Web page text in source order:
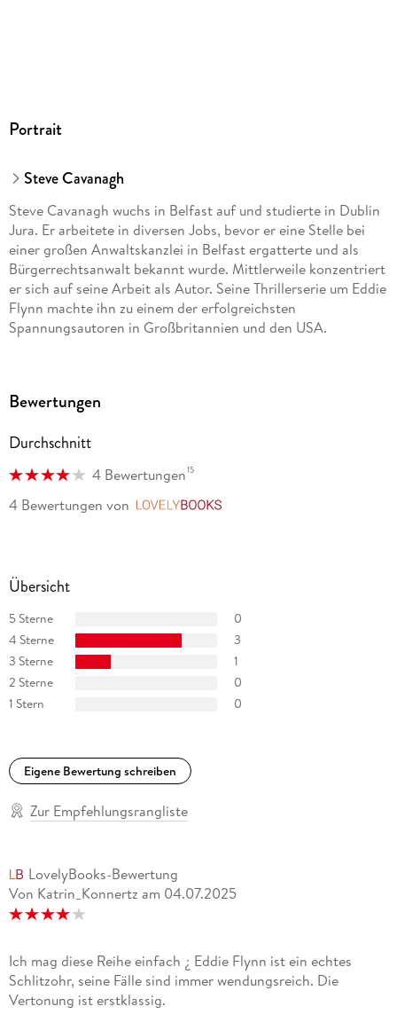
GTIN
Portrait
Steve Cavanagh
Steve Cavanagh wuchs in Belfast auf und studierte in Dublin
Jura. Er arbeitete in diversen Jobs, bevor er eine Stelle bei
einer großen Anwaltskanzlei in Belfast ergatterte und als
Bürgerrechtsanwalt bekannt wurde. Mittlerweile konzentriert
er sich auf seine Arbeit als Autor. Seine Thrillerserie um Eddie
Flynn machte ihn zu einem der erfolgreichsten
Spannungsautoren in Großbritannien und den USA.
Bewertungen
Durchschnitt
4 Bewertungen15
4 Bewertungen von
Übersicht
5 Sterne
0
4 Sterne
3
3 Sterne
1
2 Sterne
0
1 Stern
0
Eigene Bewertung schreiben
Zur Empfehlungsrangliste
LovelyBooks-Bewertung
Von Katrin_Konnertz am 04.07.2025
Ich mag diese Reihe einfach ¿ Eddie Flynn ist ein echtes
Schlitzohr, seine Fälle sind immer wendungsreich. Die
Vertonung ist erstklassig.